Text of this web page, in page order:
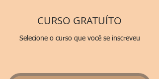
CURSO GRATUÍTO
Selecione o curso que você se inscreveu